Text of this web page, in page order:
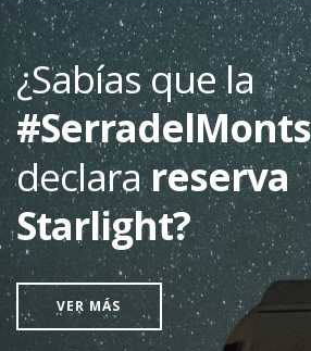
¿Sabías que la
declarareserva
Starlight?
VER MÁS